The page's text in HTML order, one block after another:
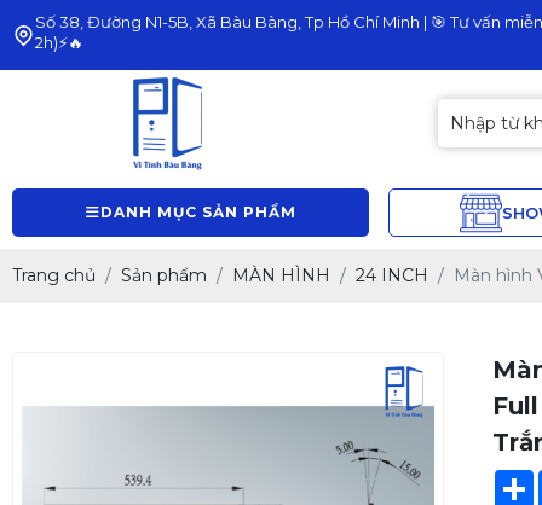
Số 38, Đường N1-5B, Xã Bàu Bàng, Tp Hồ Chí Minh | 🎯 Tư vấn
2h)⚡🔥
DANH MỤC SẢN PHẨM
Trang chủ Sản phẩm MÀN HÌNH 24 INCH Màn hình